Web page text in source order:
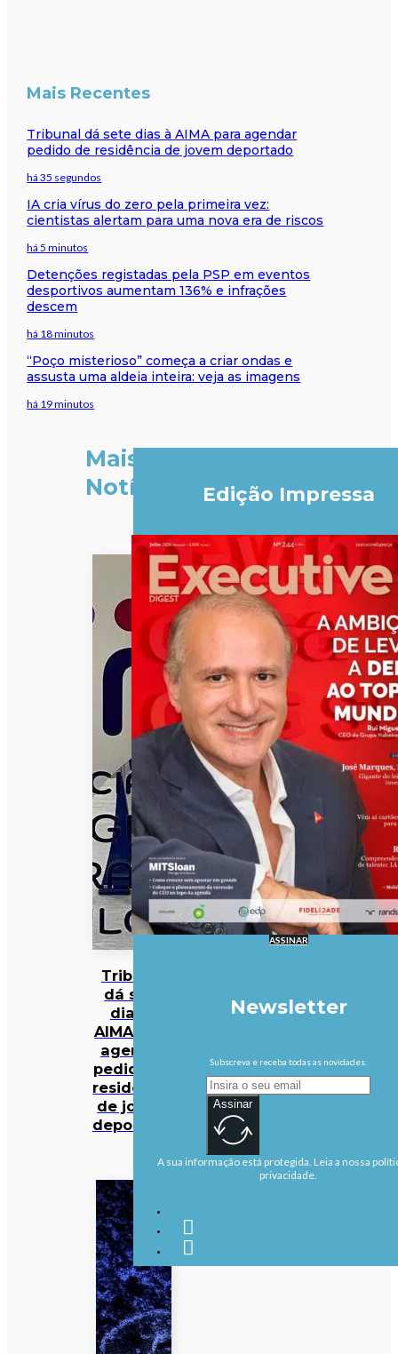
Mais Recentes
Tribunal dá sete dias à AIMA para agendar
pedido de residência de jovem deportado
há 35 segundos
IA cria vírus do zero pela primeira vez:
cientistas alertam para uma nova era de riscos
há 5 minutos
Detenções registadas pela PSP em eventos
desportivos aumentam 136% e infrações
descem
há 18 minutos
“Poço misterioso” começa a criar ondas e
assusta uma aldeia inteira: veja as imagens
há 19 minutos
Mais
Notícias
Tribunal
dá sete
dias à
AIMA para
agendar
pedido de
residência
de jovem
deportado
Edição Impressa
ASSINAR
Newsletter
Subscreva e receba todas as novidades.
Assinar
A sua informação está protegida. Leia a nossa
privacidade.